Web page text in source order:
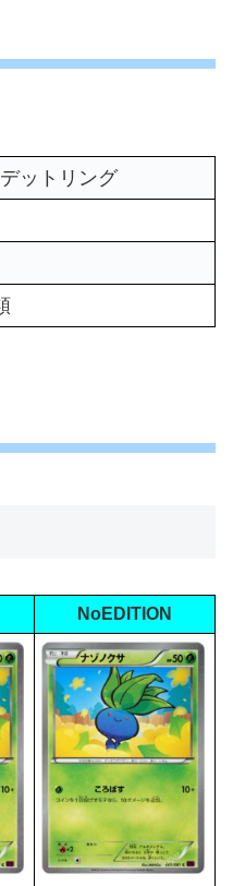
ットリング
NoEDITION